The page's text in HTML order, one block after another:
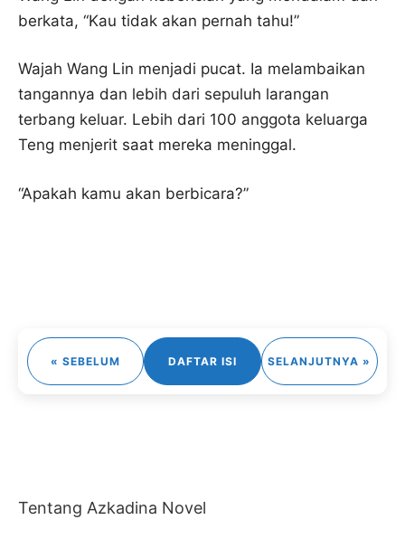
berkata, “Kau tidak akan pernah tahu!”
Wajah Wang Lin menjadi pucat. Ia melambaikan
tangannya dan lebih dari sepuluh larangan
terbang keluar. Lebih dari 100 anggota keluarga
Teng menjerit saat mereka meninggal.
“Apakah kamu akan berbicara?”
« SEBELUM DAFTAR ISI SELANJUTNYA »
Tentang Azkadina Novel